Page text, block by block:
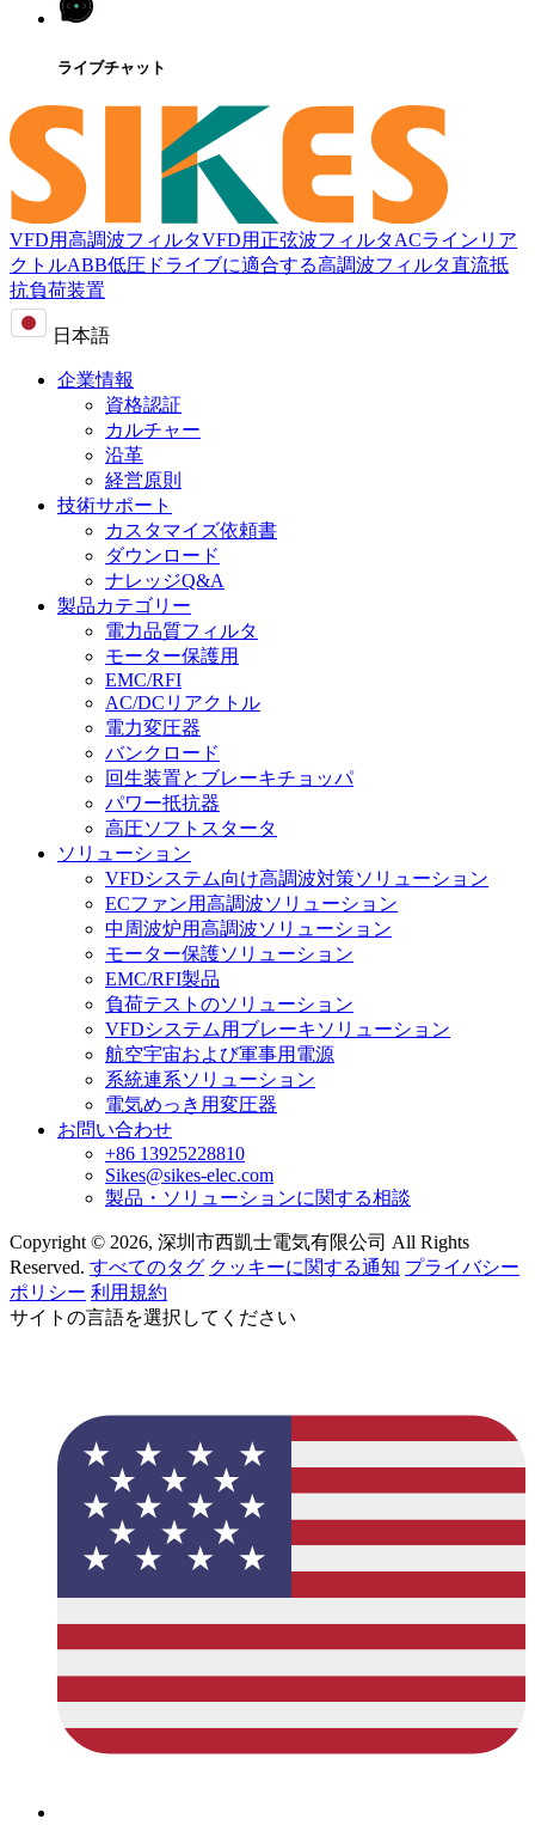
ライブチャット
VFD用高調波フィルタVFD用正弦波フィルタACラインリア
クトルABB低圧ドライブに適合する高調波フィルタ直流抵
抗負荷装置
日本語
企業情報
資格認証
カルチャー
沿革
経営原則
技術サポート
カスタマイズ依頼書
ダウンロード
ナレッジQ&A
製品カテゴリー
電力品質フィルタ
モーター保護用
EMC/RFI
AC/DCリアクトル
電力変圧器
バンクロード
回生装置とブレーキチョッパ
パワー抵抗器
高圧ソフトスタータ
ソリューション
VFDシステム向け高調波対策ソリューション
ECファン用高調波ソリューション
中周波炉用高調波ソリューション
モーター保護ソリューション
EMC/RFI製品
負荷テストのソリューション
VFDシステム用ブレーキソリューション
航空宇宙および軍事用電源
系統連系ソリューション
電気めっき用変圧器
お問い合わせ
+86 13925228810
Sikes@sikes-elec.com
製品・ソリューションに関する相談
Copyright © 2026, 深圳市西凱士電気有限公司 All Rights
Reserved. すべてのタグ クッキーに関する通知 プライバシー
ポリシー 利用規約
サイトの言語を選択してください